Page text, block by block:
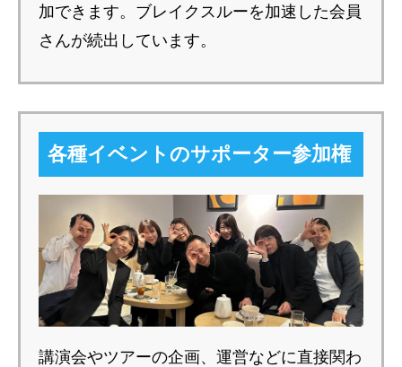
加できます。ブレイクスルーを加速した会員
さんが続出しています。
各種イベントのサポーター参加権
講演会やツアーの企画、運営などに直接関わ